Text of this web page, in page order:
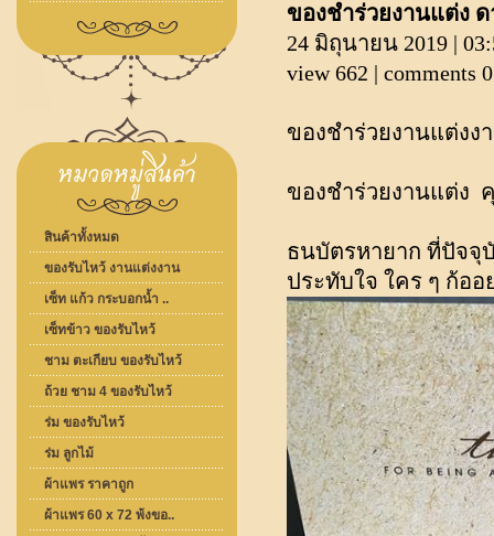
สินค้าทั้งหมด
ของรับไหว้ งานแต่งงาน
เซ็ท แก้ว กระบอกน้ำ ..
เซ็ทข้าว ของรับไหว้
ชาม ตะเกียบ ของรับไหว้
ถ้วย ชาม 4 ของรับไหว้
ร่ม ของรับไหว้
ร่ม ลูกไม้
ผ้าแพร ราคาถูก
ผ้าแพร 60 x 72 พ้งขอ..
ของชำร่วยงานแต่ง ด
24 มิถุนายน 2019 |
view 662 | comments 0
ของชำร่วยงานแต่งง
ของชำร่วยงานแต่ง
ธนบัตรหายาก ที่ปัจ
ประทับใจ ใคร ๆ ก้ออ